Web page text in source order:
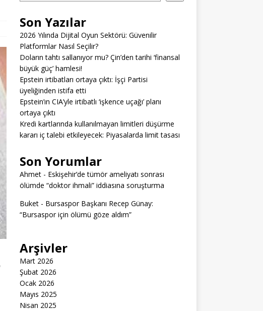
Son Yazılar
2026 Yılında Dijital Oyun Sektörü: Güvenilir
Platformlar Nasıl Seçilir?
Doların tahtı sallanıyor mu? Çin’den tarihi ‘finansal
büyük güç’ hamlesi!
Epstein irtibatları ortaya çıktı: İşçi Partisi
üyeliğinden istifa etti
Epstein’ın CIA’yle irtibatlı ‘işkence uçağı’ planı
ortaya çıktı
Kredi kartlarında kullanılmayan limitleri düşürme
kararı iç talebi etkileyecek: Piyasalarda limit tasası
Son Yorumlar
Ahmet- Eskişehir’de tümör ameliyatı sonrası
ölümde “doktor ihmali” iddiasına soruşturma
Buket- Bursaspor Başkanı Recep Günay:
“Bursaspor için ölümü göze aldım”
Arşivler
Mart 2026
Şubat 2026
Ocak 2026
Mayıs 2025
Nisan 2025